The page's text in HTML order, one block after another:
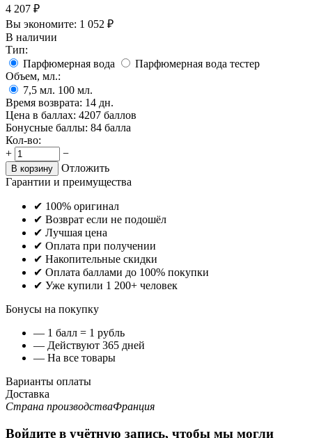
4 207 ₽
Вы экономите: 1 052 ₽
В наличии
Тип:
Парфюмерная вода
Парфюмерная вода тестер
Объем, мл.:
7,5 мл. 100 мл.
Время возврата: 14 дн.
Цена в баллах: 4207 баллов
Бонусные баллы: 84 балла
Кол-во:
+
−
В корзину
Отложить
Гарантии и преимущества
✔ 100% оригинал
✔ Возврат если не подошёл
✔ Лучшая цена
✔ Оплата при получении
✔ Накопительные скидки
✔ Оплата баллами до 100% покупки
✔ Уже купили 1 200+ человек
Бонусы на покупку
— 1 балл = 1 рубль
— Действуют 365 дней
— На все товары
Варианты оплаты
Доставка
Страна производстваФранция
Войдите в учётную запись, чтобы мы могли